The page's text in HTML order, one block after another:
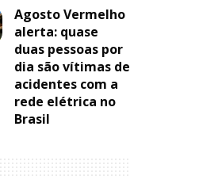
Agosto Vermelho
alerta: quase
duas pessoas por
dia são vítimas de
acidentes com a
rede elétrica no
Brasil